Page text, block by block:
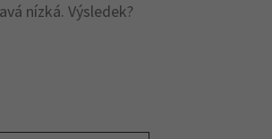
nízká. Výsledek?